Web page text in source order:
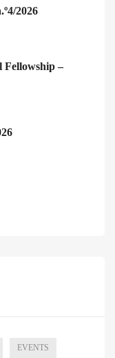
2026
Fellowship –
EVENTS